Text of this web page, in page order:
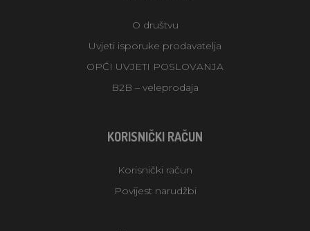
O društvu
Uvjeti isporuke prodavatelja
OPĆI UVJETI POSLOVANJA
B2B – veleprodaja
KORISNIČKI RAČUN
Korisnički račun
Povijest narudžbi